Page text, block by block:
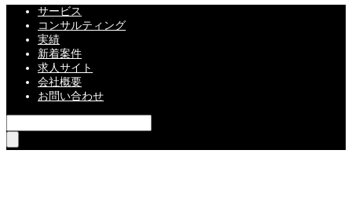
サービス
コンサルティング
実績
新着案件
求人サイト
会社概要
お問い合わせ